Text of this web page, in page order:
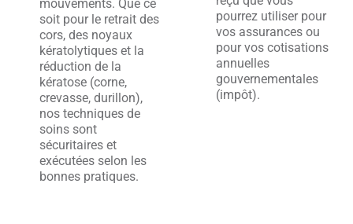
mouvements. Que ce
soit pour le retrait des
cors, des noyaux
kératolytiques et la
réduction de la
kératose (corne,
crevasse, durillon),
nos techniques de
soins sont
sécuritaires et
exécutées selon les
bonnes pratiques.
pourrez utiliser pour
vos assurances ou
pour vos cotisations
annuelles
gouvernementales
(impôt).